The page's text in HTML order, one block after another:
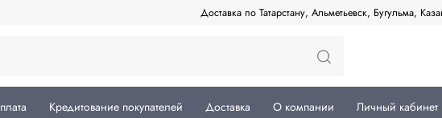
Доставка по Татарстану, Альметьевск, Бугульма,
Кредитование покупателей Доставка О компании Личный кабинет